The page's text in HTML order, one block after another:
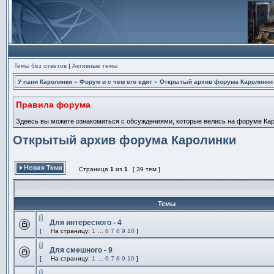
Темы без ответов | Активные темы
У пани Каролинки » Форум и с чем его едят » Открытый архив форума Каролинки
Правила форума
Здеесь вы можете ознакомиться с обсуждениями, которые велись на форуме
Открытый архив форума Каролинки
Начать новую тему
Страница 1 из 1 [ 39 тем ]
Темы
Эта
тема
закрыта,
можете
Вложения
Для интересного - 4
[
На
На страницу: 1 6 7 8 9 10 ]
Эта
тема
Вложения
Для смешного - 9
[
На
На страницу: 1 6 7 8 9 10 ]